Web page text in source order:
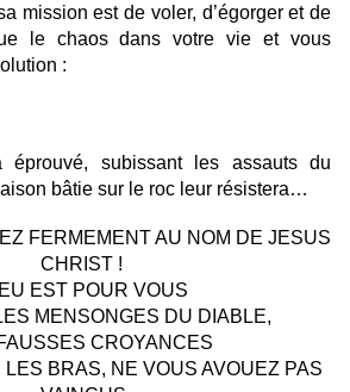
mission est de voler, d’égorger et de
le chaos dans votre vie et vous
:
éprouvé, subissant les assauts du
bâtie sur le roc leur résistera…
FERMEMENT AU NOM DE JESUS
CHRIST !
EST POUR VOUS
MENSONGES DU DIABLE,
CROYANCES
BRAS, NE VOUS AVOUEZ PAS